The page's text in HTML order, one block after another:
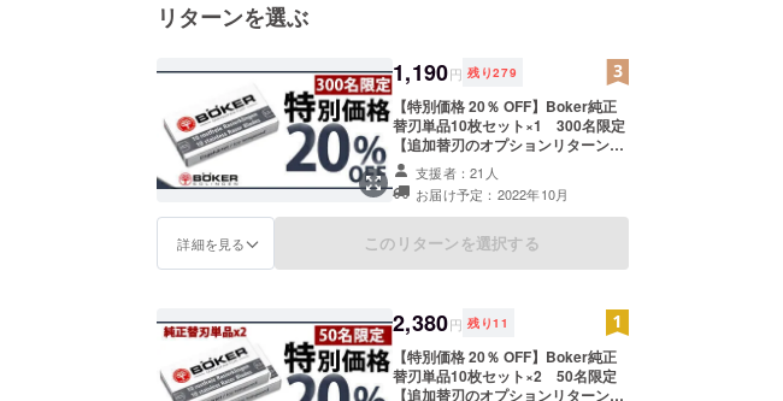
リターンを選ぶ
1,190円 残り279
【特別価格 20％ OFF】Boker純正
替刃単品10枚セット×1 300名限定
【追加替刃のオプションリターンで
す】 特別価格として、一般販売予定
価格から20%OFFにてご提供いたし
ます(税込、送料込)。 Boker純正替
刃単品10枚セット x 1 のリターンで
す。 一般販売予定価格 1,290円(税
が遅れる場合、早急にご連絡致しま
す。 ※デザイン・仕様は変更になる
可能性もございます。ご了承くださ
い。 ※皆様のご支援により流通コス
トが圧縮できた場合、正規販売価格
支援者：21人
お届け予定：2022年10月
詳細を見る このリターンを選択する
2,380円 残り11
【特別価格 20％ OFF】Boker純正
替刃単品10枚セット×2 50名限定
【追加替刃のオプションリターンで